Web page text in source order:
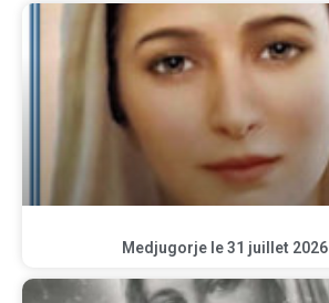
Medjugorje le 31 juillet 2026